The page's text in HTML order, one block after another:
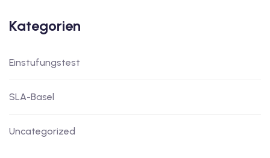
Kategorien
Einstufungstest
SLA-Basel
Uncategorized